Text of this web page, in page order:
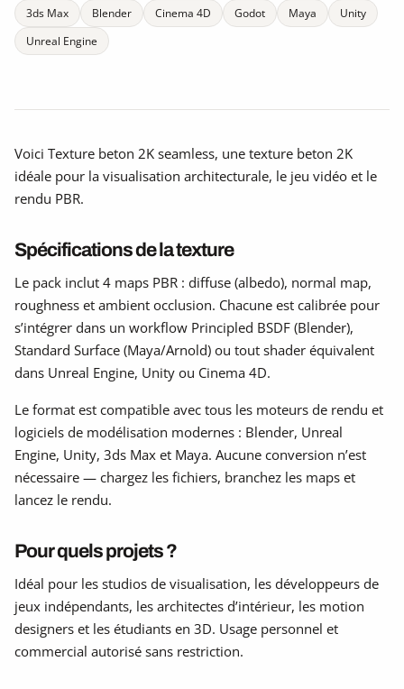
3ds Max Blender Cinema 4D Godot Maya
Unity
Unreal Engine
Voici Texture beton 2K seamless, une texture beton 2K
idéale pour la visualisation architecturale, le jeu vidéo et le
rendu PBR.
Spécifications de la texture
Le pack inclut 4 maps PBR : diffuse (albedo), normal map,
roughness et ambient occlusion. Chacune est calibrée pour
s’intégrer dans un workflow Principled BSDF (Blender),
Standard Surface (Maya/Arnold) ou tout shader équivalent
dans Unreal Engine, Unity ou Cinema 4D.
Le format est compatible avec tous les moteurs de rendu et
logiciels de modélisation modernes : Blender, Unreal
Engine, Unity, 3ds Max et Maya. Aucune conversion n’est
nécessaire — chargez les fichiers, branchez les maps et
lancez le rendu.
Pour quels projets ?
Idéal pour les studios de visualisation, les développeurs de
jeux indépendants, les architectes d’intérieur, les motion
designers et les étudiants en 3D. Usage personnel et
commercial autorisé sans restriction.